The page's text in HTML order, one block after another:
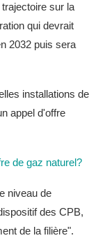
sur la
qui devrait
2032 puis sera
installations de
appel d'offre
de gaz naturel?
niveau de
des CPB,
de la filière".